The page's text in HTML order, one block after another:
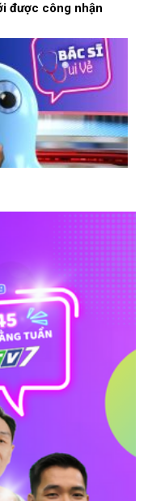
được công nhận